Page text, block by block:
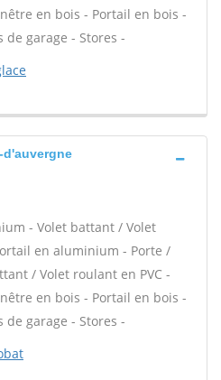
en bois - Portail en bois -
de garage - Stores -
- Volet battant / Volet
en aluminium - Porte /
/ Volet roulant en PVC -
en bois - Portail en bois -
de garage - Stores -